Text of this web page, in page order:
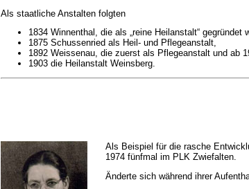
Als staatliche Anstalten folgten
1834 Winnenthal, die als „reine Heilanstalt“ gegründet
1875 Schussenried als Heil- und Pflegeanstalt,
1892 Weissenau, die zuerst als Pflegeanstalt und ab
1903 die Heilanstalt Weinsberg.
Als Beispiel für die rasche
1974 fünfmal im PLK Zwiefalten.
Änderte sich während ihrer